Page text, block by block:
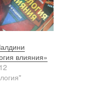
влияния»